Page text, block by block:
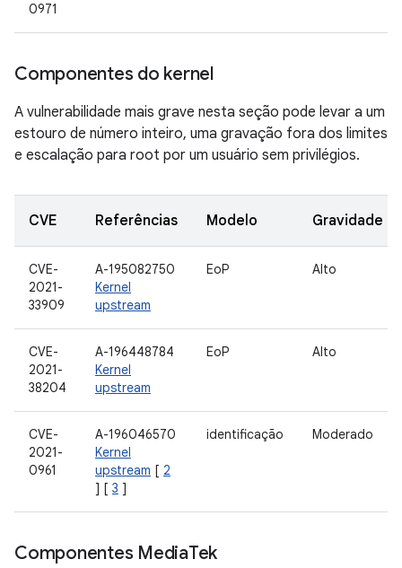
0971
Componentes do kernel
A vulnerabilidade mais grave nesta seção pode levar a um
estouro de número inteiro, uma gravação fora dos limites
e escalação para root por um usuário sem privilégios.
CVE Referências Modelo Gravidade
CVE-
2021-
33909
A-195082750
Kernel
upstream
EoP Alto
CVE-
2021-
38204
A-196448784
Kernel
upstream
EoP Alto
CVE-
2021-
0961
A-196046570
Kernel
upstream [ 2
] [ 3 ]
identificação Moderado
Componentes MediaTek